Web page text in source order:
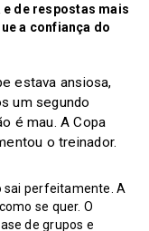
de respostas mais
a confiança do
estava ansiosa,
um segundo
é mau. A Copa
o treinador.
sai perfeitamente. A
se quer. O
de grupos e